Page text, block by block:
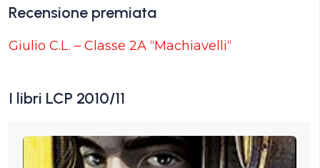
Recensione premiata
Giulio C.L. – Classe 2A “Machiavelli“
I libri LCP 2010/11